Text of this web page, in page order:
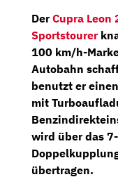
DerCupra Leon
Sportstourer
100 km/h-
Autobahn
benutzt er einen
mit
wird über das
übertragen.